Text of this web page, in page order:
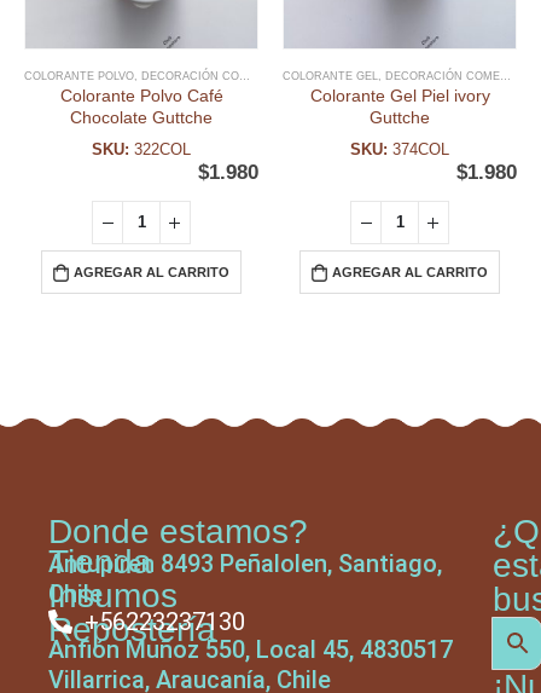
COLORANTE POLVO DECORACIÓN COMESTIBLE
Colorante Polvo Café
Chocolate Guttche
SKU: 322COL
$1.980
AGREGAR AL CARRITO
COLORANTE GEL DECORACIÓN COMESTIBLE
Colorante Gel Piel ivory
Guttche
SKU: 374COL
$1.980
AGREGAR AL CARRITO
Tienda
Insumos
Repostería
Donde estamos?
Antupiren 8493 Peñalolen, Santiago,
Chile
+56223237130
Anfión Muñoz 550, Local 45, 4830517
Villarrica, Araucanía, Chile